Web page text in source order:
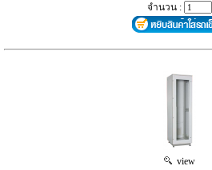
จำนวน :
view